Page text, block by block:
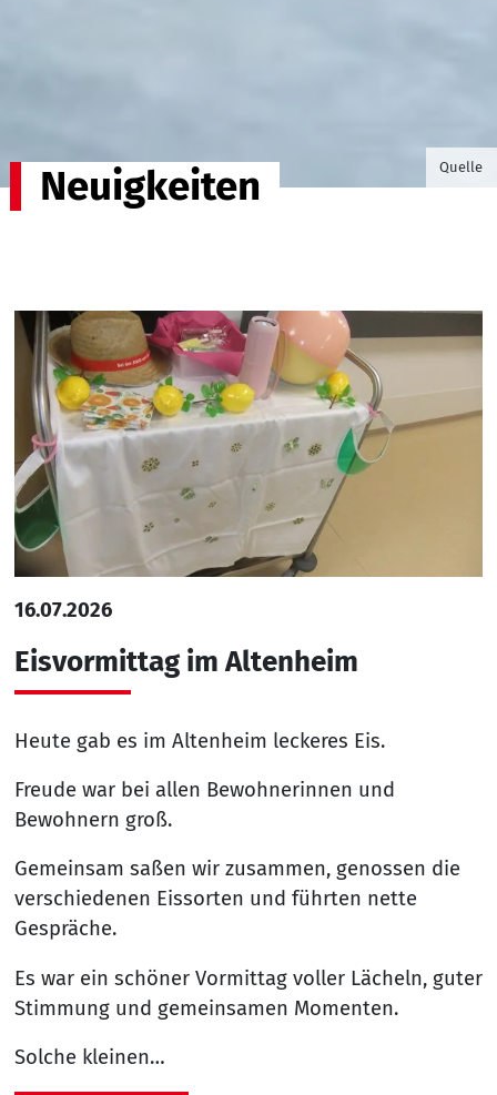
©Foto
Quelle
Neuigkeiten
16.07.2026
Eisvormittag im Altenheim
Heute gab es im Altenheim leckeres Eis.
Freude war bei allen Bewohnerinnen und
Bewohnern groß.
Gemeinsam saßen wir zusammen, genossen die
verschiedenen Eissorten und führten nette
Gespräche.
Es war ein schöner Vormittag voller Lächeln, guter
Stimmung und gemeinsamen Momenten.
Solche kleinen…